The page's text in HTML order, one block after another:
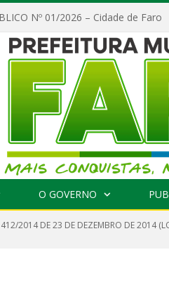
Nº 01/2026 – Cidade de Faro
O GOVERNO
412/2014 DE 23 DE DEZEMBRO DE